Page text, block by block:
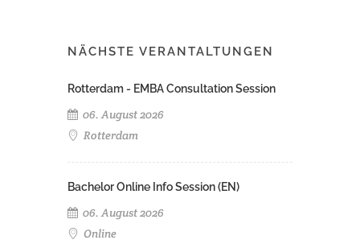
NÄCHSTE VERANTALTUNGEN
Rotterdam - EMBA Consultation Session
06. August 2026
Rotterdam
Bachelor Online Info Session (EN)
06. August 2026
Online